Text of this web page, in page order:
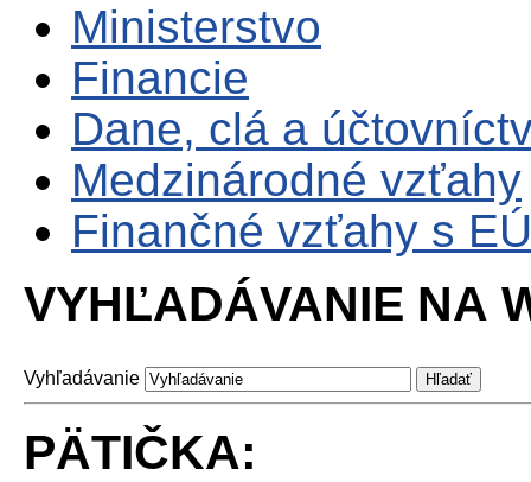
Ministerstvo
Financie
Dane, clá a
Medzinárodné vzťahy
Finančné vzťahy s EÚ
VYHĽADÁVANIE NA
Vyhľadávanie
PÄTIČKA: